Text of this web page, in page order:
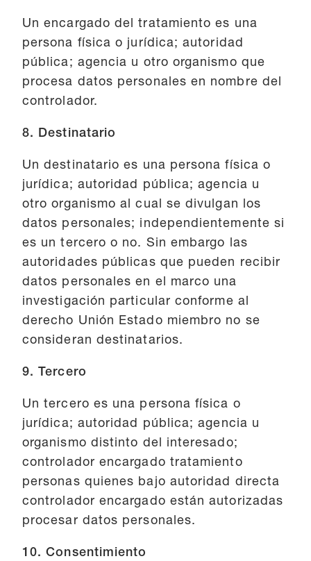
Un encargado del tratamiento es una
persona física o jurídica; autoridad
pública; agencia u otro organismo que
procesa datos personales en nombre del
controlador.
8. Destinatario
Un destinatario es una persona física o
jurídica; autoridad pública; agencia u
otro organismo al cual se divulgan los
datos personales; independientemente si
es un tercero o no. Sin embargo las
autoridades públicas que pueden recibir
datos personales en el marco una
investigación particular conforme al
derecho Unión Estado miembro no se
consideran destinatarios.
9. Tercero
Un tercero es una persona física o
jurídica; autoridad pública; agencia u
organismo distinto del interesado;
controlador encargado tratamiento
personas quienes bajo autoridad directa
controlador encargado están autorizadas
procesar datos personales.
10. Consentimiento